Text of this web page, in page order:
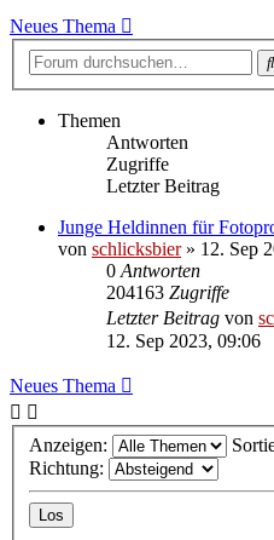
Neues Thema
Themen
Antworten
Zugriffe
Letzter Beitrag
Junge Heldinnen für
von schlicksbier» 12. Sep
0 Antworten
204163 Zugriffe
Letzter Beitrag von
12. Sep 2023, 09:06
Neues Thema
Anzeigen:
Richtung: